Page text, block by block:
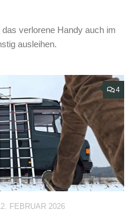
verlorene Handy auch im
ausleihen.
4
FEBRUAR 2026